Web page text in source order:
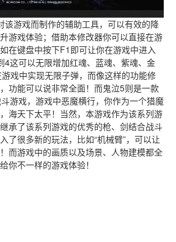
该游戏而制作的辅助工具，可以有效的降
游戏体验；借助本修改器你可以直接在游
在键盘中按下F1即可让你在游戏中进入
4这可以无限增加红魂、蓝魂、紫魂、金
戏中实现无限子弹，而像这样的功能修
功能可以说非常全面！而鬼泣5则是一款
游戏，游戏中恶魔横行，你作为一个猎魔
海天下太平！当然，本游戏作为该系列游
承了该系列游戏的优秀的枪、剑结合战斗
了很多新的玩法，比如“机械臂”，可以让
而游戏中的画质以及场景、人物建模都全
你不一样的游戏体验！